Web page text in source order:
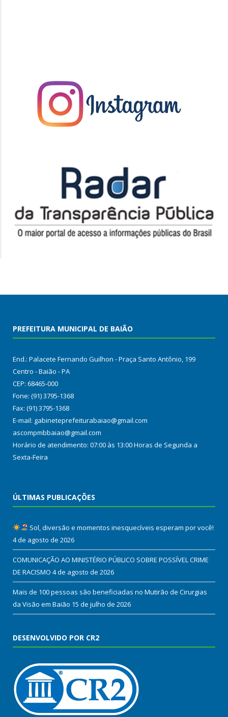
PREFEITURA MUNICIPAL DE BAIÃO
End.: Palacete Fernando Guilhon - Praça Santo Antônio, 199
Centro - Baião - PA
CEP: 68465-000
Fone: (91) 3795-1368
Fax: (91) 3795-1368
E-mail: gabineteprefeiturabaiao@gmail.com
ascompmbbaiao@gmail.com
Horário de atendimento: 07:00 às 13:00 Horas de Segunda a
Sexta-Feira
ÚLTIMAS PUBLICAÇÕES
Sol, diversão e momentos inesquecíveis esperam por você!
4 de agosto de 2026
COMUNICAÇÃO AO MINISTÉRIO PÚBLICO SOBRE POSSÍVEL CRIME
DE RACISMO 4 de agosto de 2026
Mais de 100 pessoas são beneficiadas no Mutirão de Cirurgias
da Visão em Baião 15 de julho de 2026
DESENVOLVIDO POR CR2